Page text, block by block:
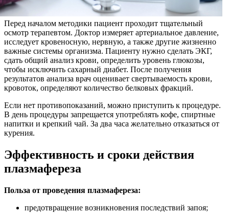
Перед началом методики пациент проходит тщательный
осмотр терапевтом. Доктор измеряет артериальное давление,
исследует кровеносную, нервную, а также другие жизненно
важные системы организма. Пациенту нужно сделать ЭКГ,
сдать общий анализ крови, определить уровень глюкозы,
чтобы исключить сахарный диабет. После получения
результатов анализа врач оценивает свертываемость крови,
кровоток, определяют количество белковых фракций.
Если нет противопоказаний, можно приступить к процедуре.
В день процедуры запрещается употреблять кофе, спиртные
напитки и крепкий чай. За два часа желательно отказаться от
курения.
Эффективность и сроки действия
плазмафереза
Польза от проведения плазмафереза:
предотвращение возникновения последствий запоя;